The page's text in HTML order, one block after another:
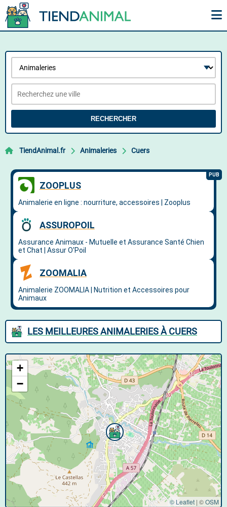
RECHERCHER
TiendAnimal.fr Animaleries Cuers
LES MEILLEURES ANIMALERIES À CUERS
+
−
© Leaflet | ©OSM